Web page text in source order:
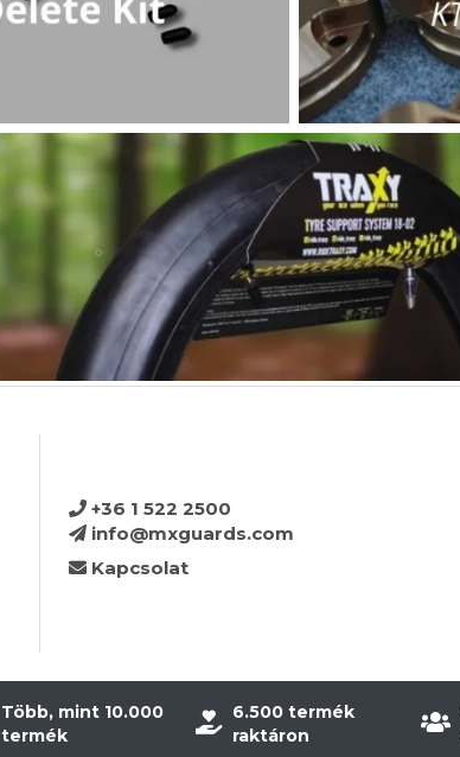
+36 1 522 2500
info@mxguards.com
Kapcsolat
Több, mint 10.000
termék
6.500 termék
raktáron